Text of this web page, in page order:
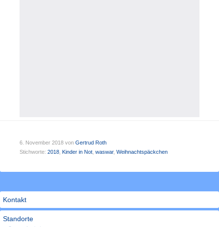
6. November 2018 von Gertrud Roth
Stichworte: 2018 Kinder in Not waswar, Weihnachtspäckchen
Kontakt
Standorte